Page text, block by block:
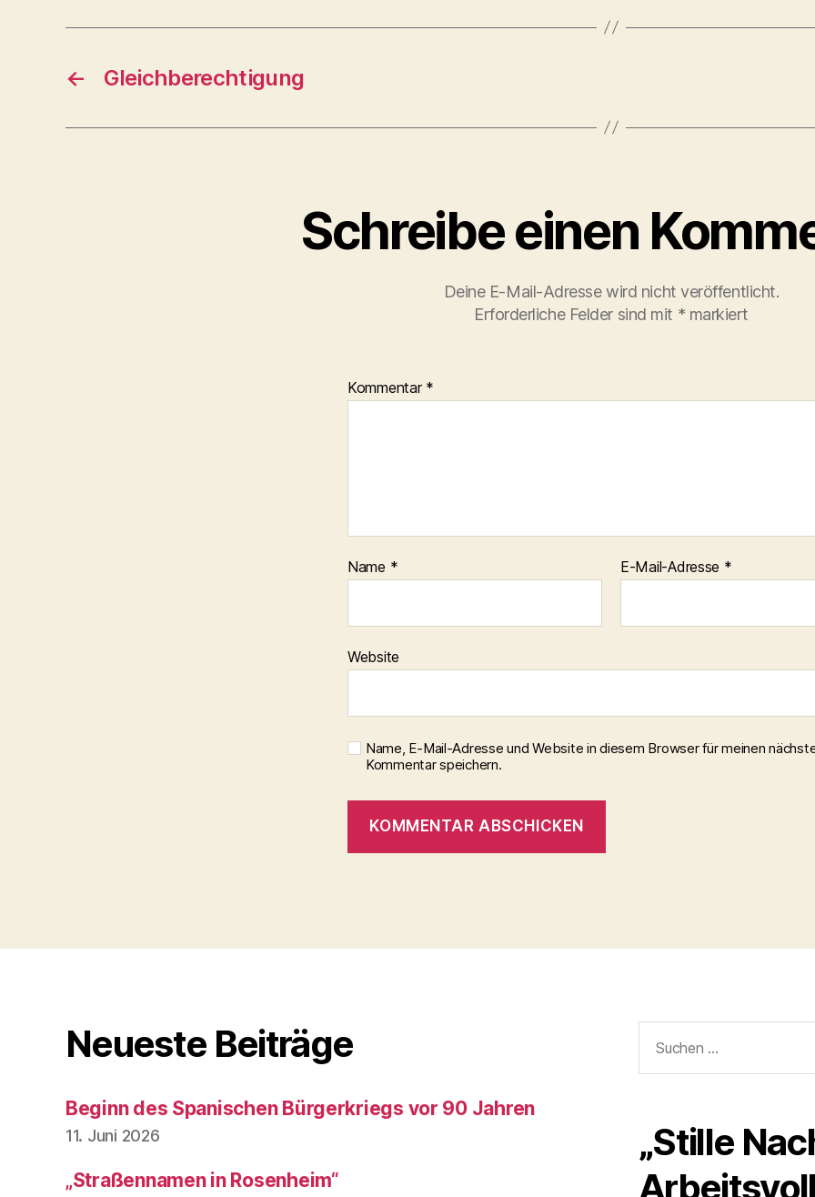
← Gleichberechtigung
Schreibe einen
Deine E-Mail-Adresse wird nicht veröffentlicht.
Erforderliche Felder sind mit * markiert
Kommentar *
Name * E-Mail-Adresse *
Website
Name, E-Mail-Adresse und Website in diesem Browser für meinen
Kommentar speichern.
Neueste Beiträge
Beginn des Spanischen Bürgerkriegs vor 90 Jahren
11. Juni 2026
„Straßennamen in Rosenheim“
nach:
„Stille